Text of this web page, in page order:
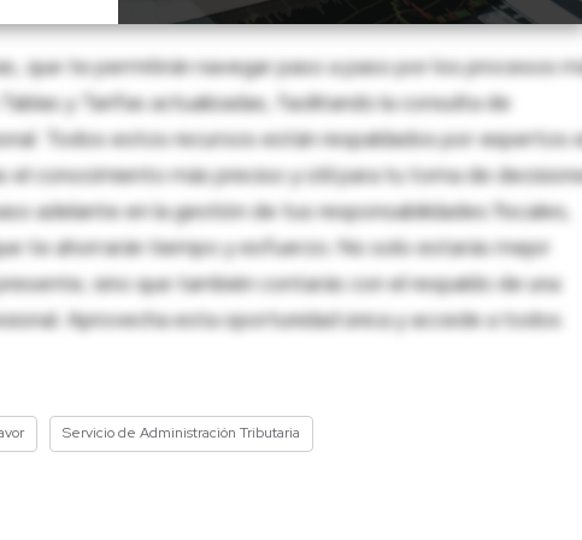
que te permitirán navegar paso a paso por los procesos
y Tarifas actualizadas, facilitando la consulta de
Todos estos recursos están respaldados por expertos
el conocimiento más preciso y útil para tu toma de
adelante en la gestión de tus responsabilidades fiscales,
te ahorrarán tiempo y esfuerzo. No solo estarás mejor
sino que también contarás con el respaldo de una
Aprovecha esta oportunidad única y accede a todos
Servicio de Administración Tributaria